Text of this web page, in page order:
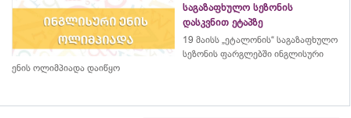
საგაზაფხულო სეზონის
დასკვნით ეტაპზე
19 მაისს „ეტალონის“ საგაზაფხულო
სეზონის ფარგლებში ინგლისური
ენის ოლიმპიადა დაიწყო